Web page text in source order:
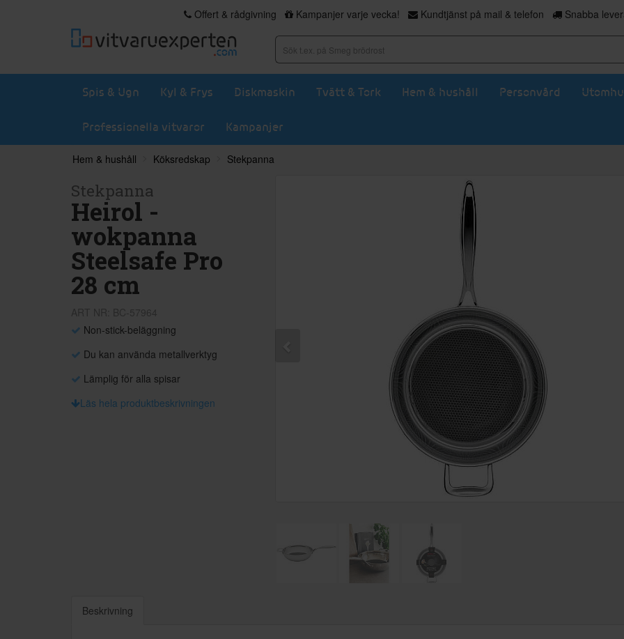
Offert & rådgivning Kampanjer varje vecka! Kundtjänst på mail & telefon Snabba
Spis & Ugn Kyl & Frys Diskmaskin Tvätt & Tork Hem & hushåll Personvård
Professionella vitvaror Kampanjer
Hem & hushåll Köksredskap Stekpanna
Stekpanna
Heirol -
wokpanna
Steelsafe Pro
28 cm
Non-stick-beläggning
Du kan använda metallverktyg
Lämplig för alla spisar
Läs hela produktbeskrivningen
Beskrivning